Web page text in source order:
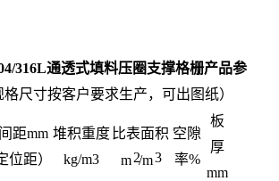
316L通透式填料压圈支撑格栅产品参
格尺寸按客户要求生产，可出图纸）
距mm
位距）
堆积重度
kg/m3
比表面积
m2/m3
空隙
率%
板
厚
mm